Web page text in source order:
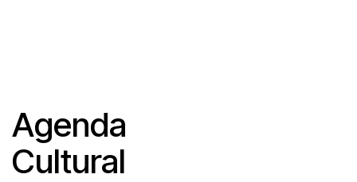
Agenda
Cultural